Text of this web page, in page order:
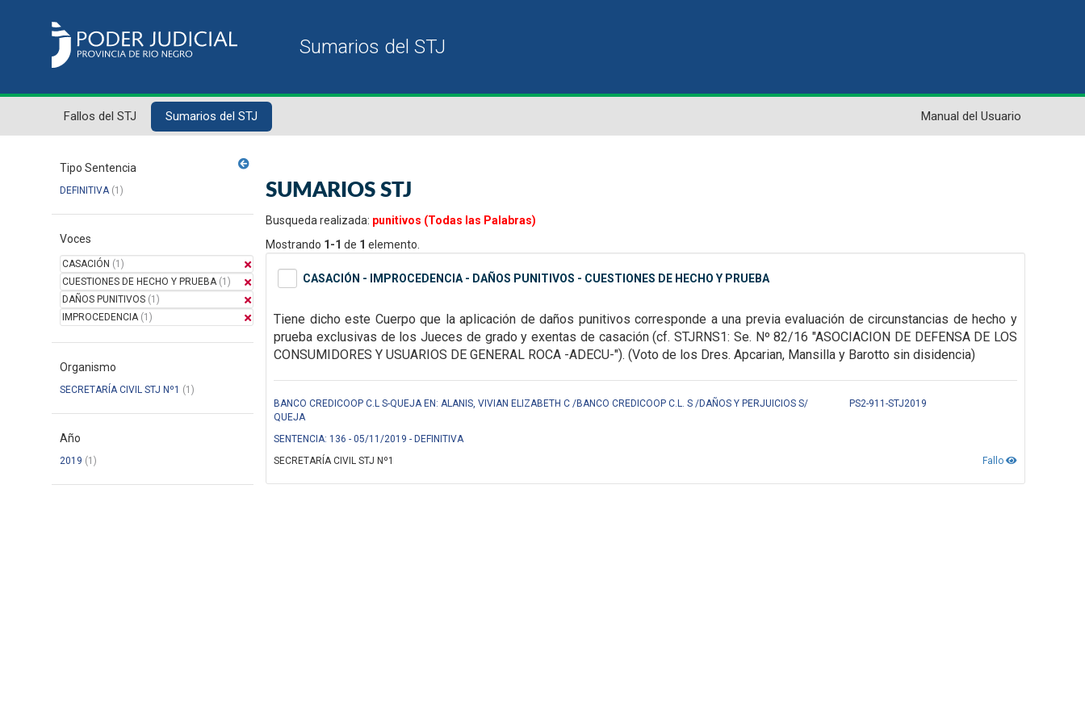
Fallos del STJ Sumarios del STJ Manual del Usuario
Tipo Sentencia
DEFINITIVA(1)
Voces
CASACIÓN (1)
CUESTIONES DE HECHO Y PRUEBA(1)
DAÑOS PUNITIVOS (1)
IMPROCEDENCIA(1)
Organismo
SECRETARÍA CIVIL STJ Nº1 (1)
Año
2019 (1)
SUMARIOS STJ
Busqueda realizada: punitivos (Todas las Palabras)
Mostrando 1-1 de 1 elemento.
CASACIÓN - IMPROCEDENCIA - DAÑOS PUNITIVOS - CUESTIONES DE HECHO Y PRUEBA
Tiene dicho este Cuerpo que la aplicación de daños punitivos corresponde a una previa evaluación de circunstancias de hecho y
prueba exclusivas de los Jueces de grado y exentas de casación (cf. STJRNS1: Se. Nº 82/16 "ASOCIACION DE DEFENSA DE LOS
CONSUMIDORES Y USUARIOS DE GENERAL ROCA -ADECU-"). (Voto de los Dres. Apcarian, Mansilla y Barotto sin disidencia)
BANCO CREDICOOP C.L S-QUEJA EN: ALANIS, VIVIAN ELIZABETH C /BANCO CREDICOOP C.L. S /DAÑOS Y PERJUICIOS S/
QUEJA
PS2-911-STJ2019
SENTENCIA: 136 - 05/11/2019 - DEFINITIVA
Fallo
SECRETARÍA CIVIL STJ Nº1